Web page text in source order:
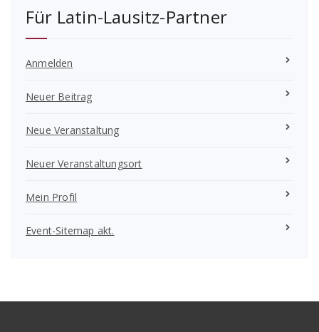
Für Latin-Lausitz-Partner
Anmelden
Neuer Beitrag
Neue Veranstaltung
Neuer Veranstaltungsort
Mein Profil
Event-Sitemap akt.